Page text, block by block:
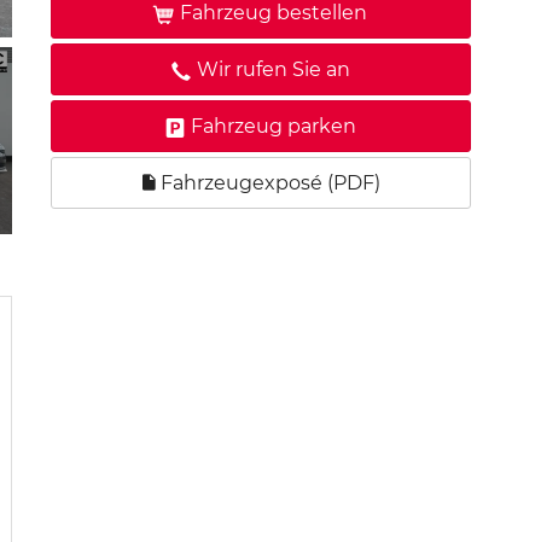
Fahrzeug bestellen
Wir rufen Sie an
Fahrzeug parken
Fahrzeugexposé (PDF)